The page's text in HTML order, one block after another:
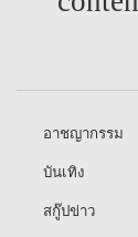
อาชญากรรม
บันเทิง
สกู๊ปข่าว